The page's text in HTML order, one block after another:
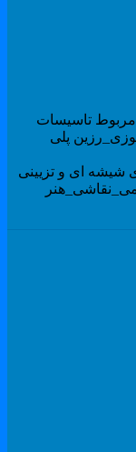
تاسیسات
پلی
ای و تزیینی